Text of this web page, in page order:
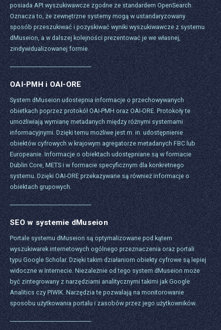
posiada API wyszukiwawcze zgodne ze standardem OpenSearch.
Oznacza to, że zewnętrzne systemy mogą w ustandaryzowany
sposób przeszukiwać i pozyskiwać wyniki wyszukiwawcze z systemu
dMuseion, a w dalszej kolejności prezentować je we własnej,
zindywidualizowanej formie.
OAI-PMH i OAI-ORE
System dMuseion udostepnia informacje o przechowywanych
obietkach poprzez protokół OAI-PMH oraz OAI-ORE. Protokoły te
umożliwiają wymianę metadanych między różnymi systemami
informacyjnymi. Dzięki temu możliwe jest m. in. udostępnienie
obiektów cyfrowych w krajowym agregatorze metadanych FBC lub
Europeanie. Informacje o obiektach udostępniane są w formacie
Dublin Core, METS i w formacie specyficznym dla konkretnego
systemu. Dzięki OAI-ORE przekazywane są również informacje o
obiektach grupowych.
SEO w systemie dMuseion
Portale systemu dMuseion są optymalizowane pod kątem
wyszukiwarek internetowych ogólnego przeznaczenia oraz portali
typu Google Scholar. Dzięki takim działaniom obiekty cyfrowe są lepiej
widoczne w Internecie. Niezależnie od tego system dMuseion może
być zintegrowany z narzędziami analitycznymi takimi jak Google
Analitics czy PIWIK. Narzędzia te pozwalają na monitorowanie
sposobu użytkowania portalu i zasobów przez jego użytkowników.